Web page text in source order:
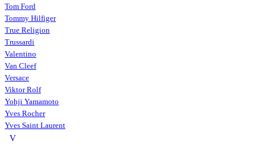
Tom Ford
Tommy Hilfiger
True Religion
Trussardi
Valentino
Van Cleef
Versace
Viktor Rolf
Yohji Yamamoto
Yves Rocher
Yves Saint Laurent
V